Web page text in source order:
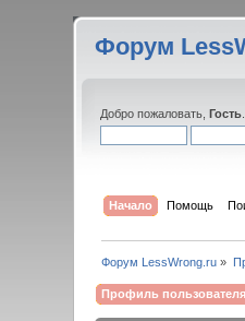
Форум
Добро пожаловать,Гость
Начало Помощь
Форум LessWrong.ru »
Профиль пользователя